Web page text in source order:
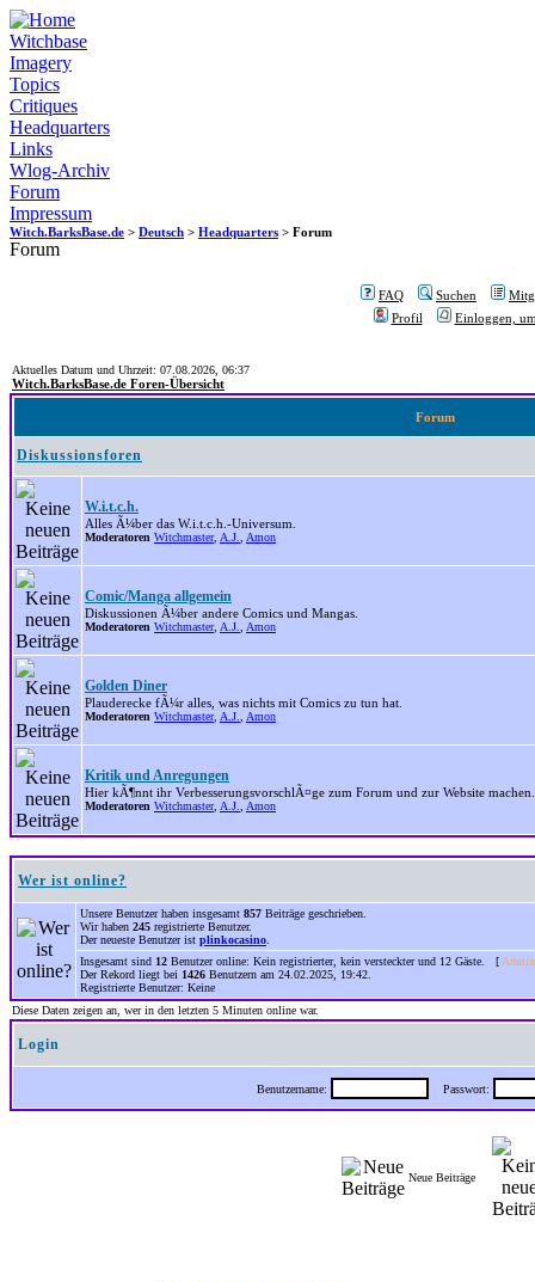
Witchbase
Imagery
Topics
Critiques
Headquarters
Links
Wlog-Archiv
Forum
Impressum
Witch.BarksBase.de > Deutsch > Headquarters > Forum
Forum
FAQ Suchen
Profil
Einloggen,
Aktuelles Datum und Uhrzeit: 07.08.2026, 06:37
Witch.BarksBase.de Foren-Übersicht
Forum
Diskussionsforen
W.i.t.c.h.
Alles Ã¼ber das W.i.t.c.h.-Universum.
Moderatoren Witchmaster, A.J. Amon
Comic/Manga allgemein
Diskussionen Ã¼ber andere Comics und Mangas.
Moderatoren Witchmaster, A.J. Amon
Golden Diner
Plauderecke fÃ¼r alles, was nichts mit Comics zu tun hat.
Moderatoren Witchmaster, A.J. Amon
Kritik und Anregungen
Hier kÃ¶nnt ihr VerbesserungsvorschlÃ¤ge zum Forum und zur Website machen.
Moderatoren Witchmaster, A.J. Amon
Wer ist online?
Unsere Benutzer haben insgesamt 857 Beiträge geschrieben.
Wir haben 245 registrierte Benutzer.
Der neueste Benutzer ist plinkocasino
Insgesamt sind 12 Benutzer online: Kein registrierter, kein versteckter und 12 Gäste. [
Der Rekord liegt bei 1426 Benutzern am 24.02.2025, 19:42.
Registrierte Benutzer: Keine
Diese Daten zeigen an, wer in den letzten 5 Minuten online war.
Login
Benutzername: Passwort:
Neue Beiträge